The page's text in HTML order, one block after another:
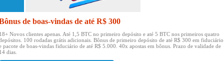
de boas-vindas de até R$ 300
Novos clientes apenas. Até 1,5 BTC no primeiro depósito e até 5 BTC nos primeiros quatro
100 rodadas grátis adicionais. Bônus de primeiro depósito de até R$ 300 em fiduciário
pacote de boas-vindas fiduciário de até R$ 5.000. 40x apostas em bônus. Prazo de validade de
dias.